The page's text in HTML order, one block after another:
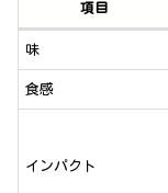
項目
味
食感
インパクト